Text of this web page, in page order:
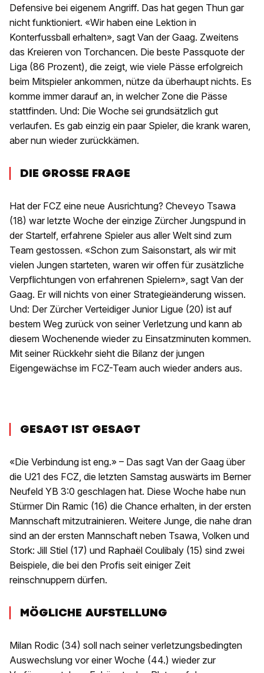
Defensive bei eigenem Angriff. Das hat gegen Thun gar
nicht funktioniert. «Wir haben eine Lektion in
Konterfussball erhalten», sagt Van der Gaag. Zweitens
das Kreieren von Torchancen. Die beste Passquote der
Liga (86 Prozent), die zeigt, wie viele Pässe erfolgreich
beim Mitspieler ankommen, nütze da überhaupt nichts. Es
komme immer darauf an, in welcher Zone die Pässe
stattfinden. Und: Die Woche sei grundsätzlich gut
verlaufen. Es gab einzig ein paar Spieler, die krank waren,
aber nun wieder zurückkämen.
DIE GROSSE FRAGE
Hat der FCZ eine neue Ausrichtung? Cheveyo Tsawa
(18) war letzte Woche der einzige Zürcher Jungspund in
der Startelf, erfahrene Spieler aus aller Welt sind zum
Team gestossen. «Schon zum Saisonstart, als wir mit
vielen Jungen starteten, waren wir offen für zusätzliche
Verpflichtungen von erfahrenen Spielern», sagt Van der
Gaag. Er will nichts von einer Strategieänderung wissen.
Und: Der Zürcher Verteidiger Junior Ligue (20) ist auf
bestem Weg zurück von seiner Verletzung und kann ab
diesem Wochenende wieder zu Einsatzminuten kommen.
Mit seiner Rückkehr sieht die Bilanz der jungen
Eigengewächse im FCZ-Team auch wieder anders aus.
GESAGT IST GESAGT
«Die Verbindung ist eng.» – Das sagt Van der Gaag über
die U21 des FCZ, die letzten Samstag auswärts im Berner
Neufeld YB 3:0 geschlagen hat. Diese Woche habe nun
Stürmer Din Ramic (16) die Chance erhalten, in der ersten
Mannschaft mitzutrainieren. Weitere Junge, die nahe dran
sind an der ersten Mannschaft neben Tsawa, Volken und
Stork: Jill Stiel (17) und Raphaël Coulibaly (15) sind zwei
Beispiele, die bei den Profis seit einiger Zeit
reinschnuppern dürfen.
MÖGLICHE AUFSTELLUNG
Milan Rodic (34) soll nach seiner verletzungsbedingten
Auswechslung vor einer Woche (44.) wieder zur